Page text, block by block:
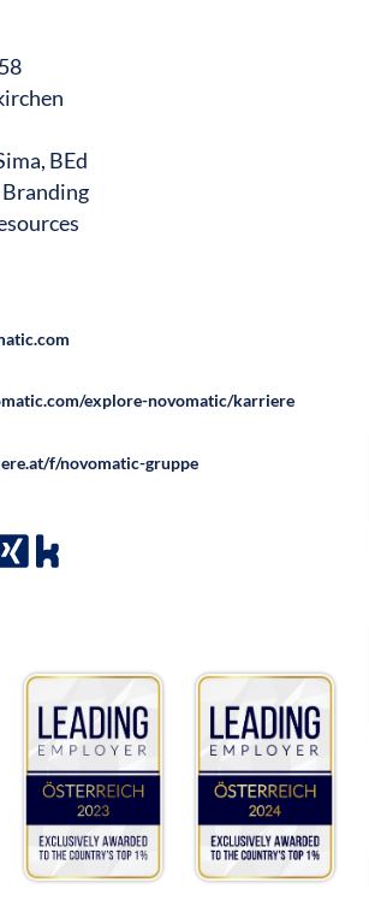
BEd
explore-novomatic/karriere
f/novomatic-gruppe